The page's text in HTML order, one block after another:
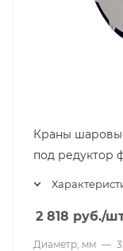
Краны
под редуктор
2 818 руб./
Диаметр, мм —